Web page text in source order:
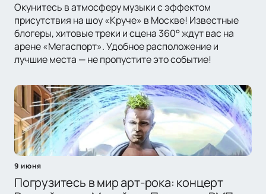
Окунитесь в атмосферу музыки с эффектом
присутствия на шоу «Круче» в Москве! Известные
блогеры, хитовые треки и сцена 360° ждут вас на
арене «Мегаспорт». Удобное расположение и
лучшие места — не пропустите это событие!
9 июня
Погрузитесь в мир арт-рока: концерт